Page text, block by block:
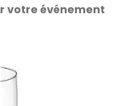
votre événement